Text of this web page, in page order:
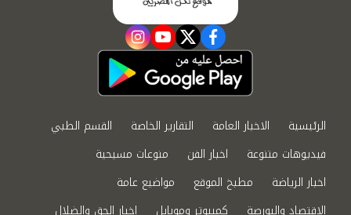
facebook
twitter
youtube
instagram
الرئيسية الاخبار العامة التقارير الخاصة
القسم الطبي
فيديوهات متنوعة
اخبار الفن
منوعات مسيحية
اخبار الرياضة
مطبخ الموقع
مواضيع عامة
الاقتصاد والبورصة
كمبيوتر وموبايل اخبار الحق والضلال